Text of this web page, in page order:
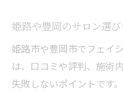
姫路や豊岡のサロン選
姫路市や豊岡市でフェイ
は、口コミや評判、施術
失敗しないポイントです